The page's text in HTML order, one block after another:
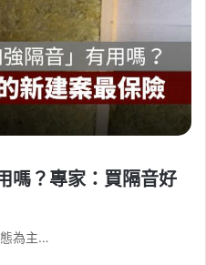
嗎？專家：買隔音好
為主…